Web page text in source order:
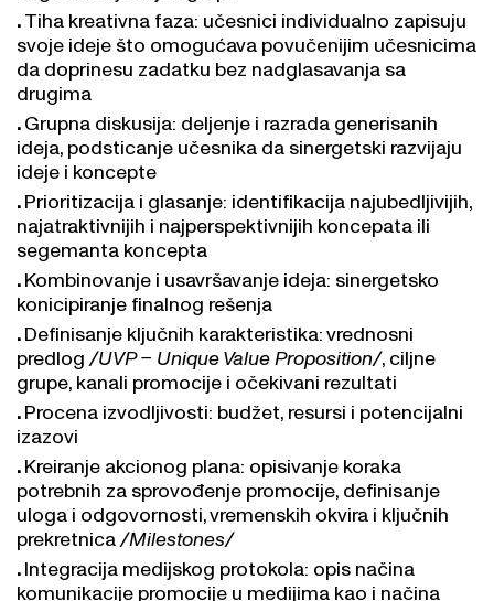
Tiha kreativna faza: učesnici individualno zapisuju
svoje ideje što omogućava povučenijim učesnicima
da doprinesu zadatku bez nadglasavanja sa
drugima
Grupna diskusija: deljenje i razrada generisanih
ideja, podsticanje učesnika da sinergetski razvijaju
ideje i koncepte
Prioritizacija i glasanje: identifikacija najubedljivijih,
najatraktivnijih i najperspektivnijih koncepata ili
segemanta koncepta
Kombinovanje i usavršavanje ideja: sinergetsko
konicipiranje finalnog rešenja
Definisanje ključnih karakteristika: vrednosni
predlog/UVP – Unique Value Proposition/, ciljne
grupe, kanali promocije i očekivani rezultati
Procena izvodljivosti: budžet, resursi i potencijalni
izazovi
Kreiranje akcionog plana: opisivanje koraka
potrebnih za sprovođenje promocije, definisanje
uloga i odgovornosti, vremenskih okvira i ključnih
prekretnica/Milestones/
Integracija medijskog protokola: opis načina
komunikacije promocije u medijima kao i načina